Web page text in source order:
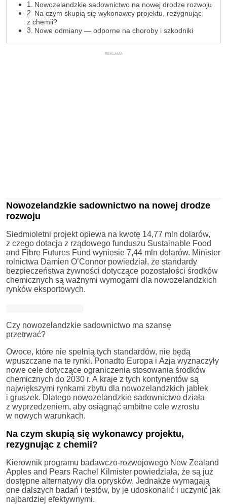
Nowozelandzkie sadownictwo na nowej drodze rozwoju
Na czym skupią się wykonawcy projektu, rezygnując
z chemii?
Nowe odmiany — odporne na choroby i szkodniki
REKLAMA
Nowozelandzkie sadownictwo na nowej drodze
rozwoju
Siedmioletni projekt opiewa na kwotę 14,77 mln dolarów,
z czego dotacja z rządowego funduszu Sustainable Food
and Fibre Futures Fund wyniesie 7,44 mln dolarów. Minister
rolnictwa Damien O’Connor powiedział, że standardy
bezpieczeństwa żywności dotyczące pozostałości środków
chemicznych są ważnymi wymogami dla nowozelandzkich
rynków eksportowych.
Czy nowozelandzkie sadownictwo ma szansę
przetrwać?
Owoce, które nie spełnią tych standardów, nie będą
wpuszczane na te rynki. Ponadto Europa i Azja wyznaczyły
nowe cele dotyczące ograniczenia stosowania środków
chemicznych do 2030 r. A kraje z tych kontynentów są
największymi rynkami zbytu dla nowozelandzkich jabłek
i gruszek. Dlatego nowozelandzkie sadownictwo działa
z wyprzedzeniem, aby osiągnąć ambitne cele wzrostu
w nowych warunkach.
Na czym skupią się wykonawcy projektu,
rezygnując z chemii?
Kierownik programu badawczo-rozwojowego New Zealand
Apples and Pears Rachel Kilmister powiedziała, że są już
dostępne alternatywy dla oprysków. Jednakże wymagają
one dalszych badań i testów, by je udoskonalić i uczynić jak
najbardziej efektywnymi.